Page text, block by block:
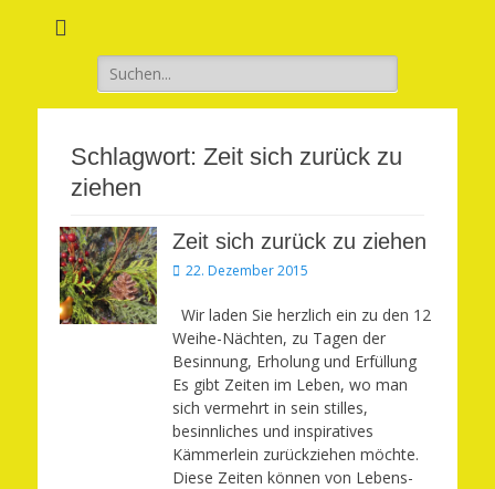
Suchen
nach:
Schlagwort: Zeit sich zurück zu
ziehen
Zeit sich zurück zu ziehen
Veröffentlicht
22. Dezember 2015
Wir laden Sie herzlich ein zu den 12
Weihe-Nächten, zu Tagen der
Besinnung, Erholung und Erfüllung
Es gibt Zeiten im Leben, wo man
sich vermehrt in sein stilles,
besinnliches und inspiratives
Kämmerlein zurückziehen möchte.
Diese Zeiten können von Lebens-